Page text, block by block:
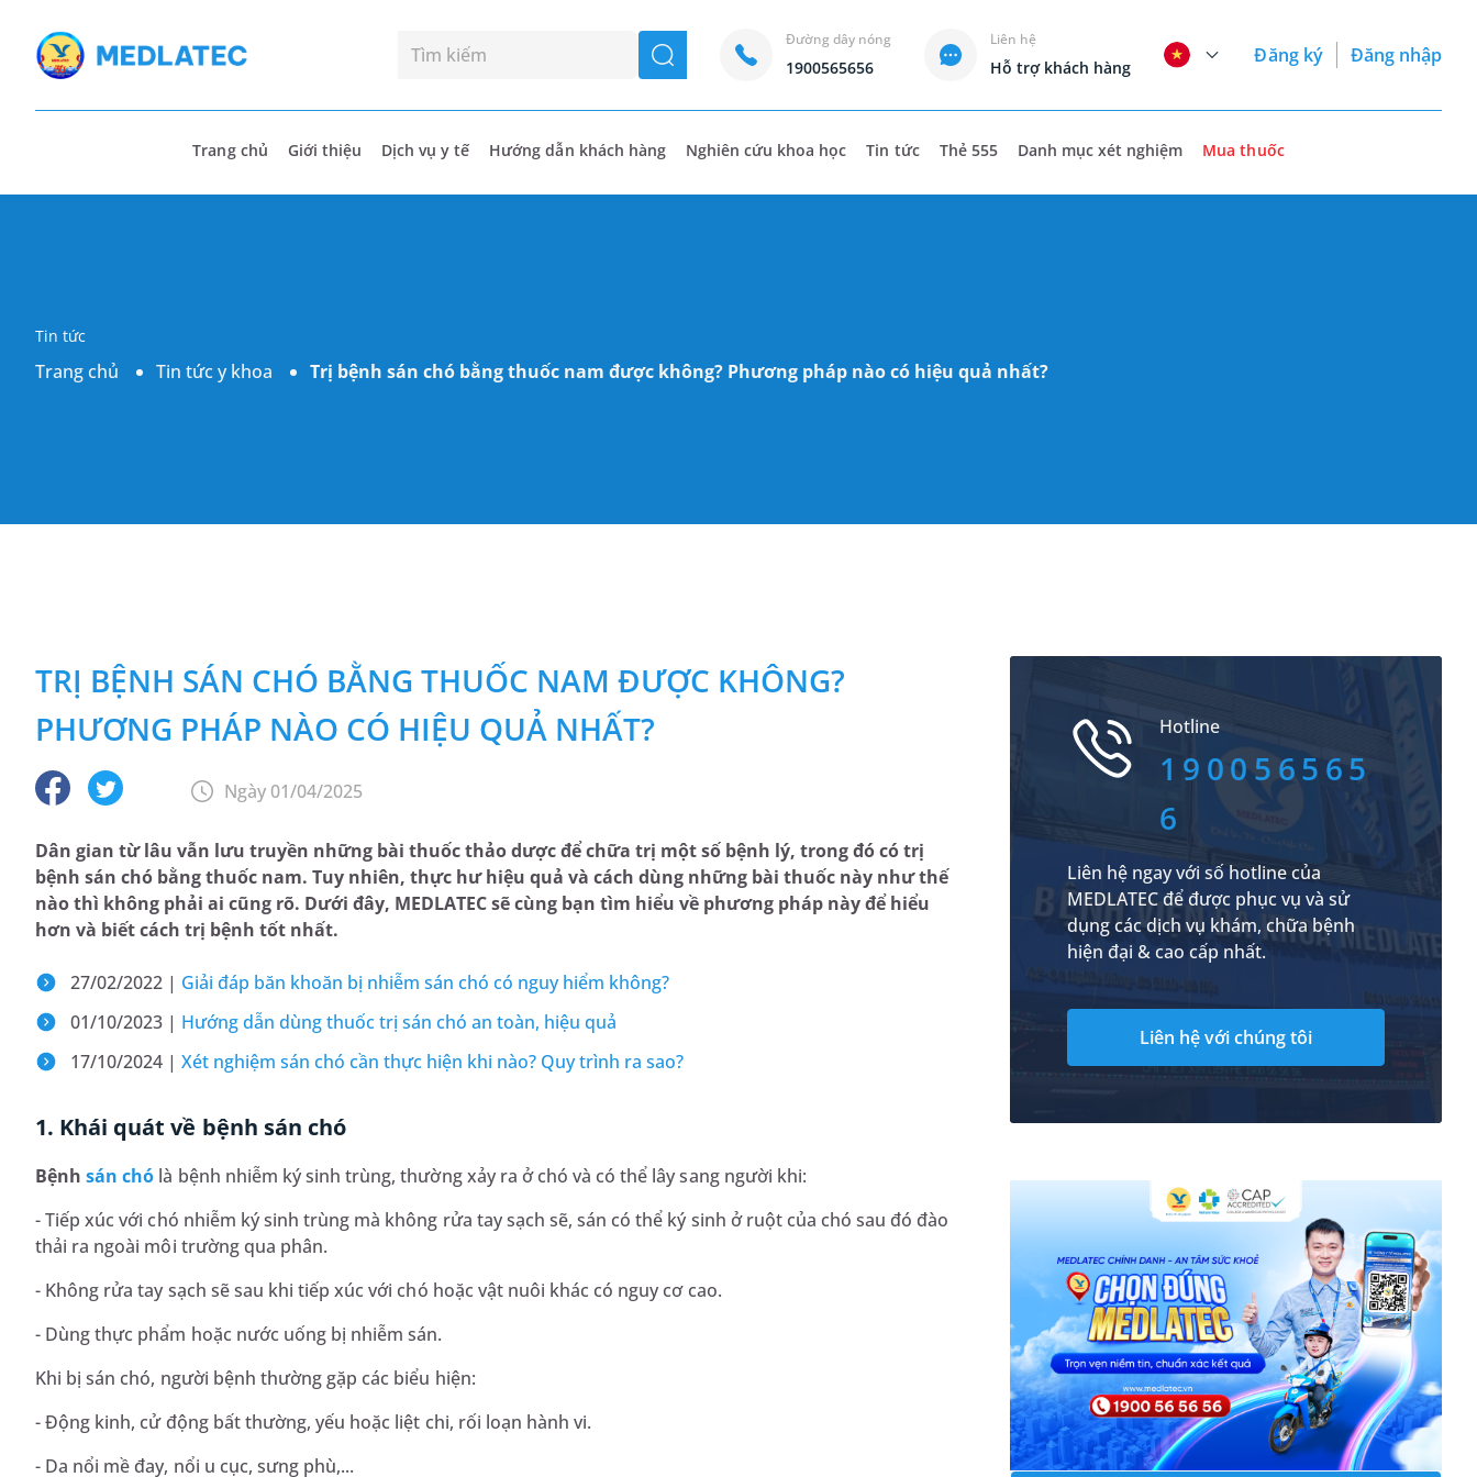
seach
Đường dây nóng
1900565656
Liên hệ
Hỗ trợ khách hàng
Đăng ký Đăng nhập
Trang chủ Giới thiệu Dịch vụ y tế Hướng dẫn khách hàng Nghiên cứu khoa học Tin tức Thẻ 555 Danh mục xét nghiệm Mua thuốc
Tin tức
Trang chủ Tin tức y khoa Trị bệnh sán chó bằng thuốc nam được không? Phương pháp nào có hiệu quả nhất?
TRỊ BỆNH SÁN CHÓ BẰNG THUỐC NAM ĐƯỢC KHÔNG?
PHƯƠNG PHÁP NÀO CÓ HIỆU QUẢ NHẤT?
Ngày 01/04/2025
Dân gian từ lâu vẫn lưu truyền những bài thuốc thảo dược để chữa trị một số bệnh lý, trong đó có trị
bệnh sán chó bằng thuốc nam. Tuy nhiên, thực hư hiệu quả và cách dùng những bài thuốc này như thế
nào thì không phải ai cũng rõ. Dưới đây, MEDLATEC sẽ cùng bạn tìm hiểu về phương pháp này để hiểu
hơn và biết cách trị bệnh tốt nhất.
27/02/2022 | Giải đáp băn khoăn bị nhiễm sán chó có nguy hiểm không?
01/10/2023 | Hướng dẫn dùng thuốc trị sán chó an toàn, hiệu quả
17/10/2024 | Xét nghiệm sán chó cần thực hiện khi nào? Quy trình ra sao?
1. Khái quát về bệnh sán chó
Bệnhsán chó là bệnh nhiễm ký sinh trùng, thường xảy ra ở chó và có thể lây sang người khi:
- Tiếp xúc với chó nhiễm ký sinh trùng mà không rửa tay sạch sẽ, sán có thể ký sinh ở ruột của chó sau đó đào
thải ra ngoài môi trường qua phân.
- Không rửa tay sạch sẽ sau khi tiếp xúc với chó hoặc vật nuôi khác có nguy cơ cao.
- Dùng thực phẩm hoặc nước uống bị nhiễm sán.
Khi bị sán chó, người bệnh thường gặp các biểu hiện:
- Động kinh, cử động bất thường, yếu hoặc liệt chi, rối loạn hành vi.
- Da nổi mề đay, nổi u cục, sưng phù,...
Hotline
190056565
6
Liên hệ ngay với số hotline của
MEDLATEC để được phục vụ và sử
dụng các dịch vụ khám, chữa bệnh
hiện đại & cao cấp nhất.
Liên hệ với chúng tôi